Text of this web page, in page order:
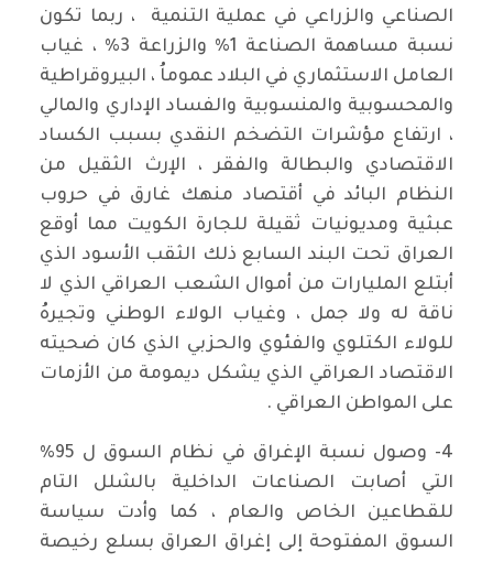
الصناعي والزراعي في عملية التنمية ، ربما تكون
نسبة مساهمة الصناعة 1% والزراعة 3% ، غياب
العامل الاستثماري في البلاد عموماُ ، البيروقراطية
والمحسوبية والمنسوبية والفساد الإداري والمالي
، ارتفاع مؤشرات التضخم النقدي بسبب الكساد
الاقتصادي والبطالة والفقر ، الإرث الثقيل من
النظام البائد في أقتصاد منهك غارق في حروب
عبثية ومديونيات ثقيلة للجارة الكويت مما أوقع
العراق تحت البند السابع ذلك الثقب الأسود الذي
أبتلع المليارات من أموال الشعب العراقي الذي لا
ناقة له ولا جمل ، وغياب الولاء الوطني وتجيرهُ
للولاء الكتلوي والفئوي والحزبي الذي كان ضحيته
الاقتصاد العراقي الذي يشكل ديمومة من الأزمات
على المواطن العراقي .
4- وصول نسبة الإغراق في نظام السوق ل 95%
التي أصابت الصناعات الداخلية بالشلل التام
للقطاعين الخاص والعام ، كما وأدت سياسة
السوق المفتوحة إلى إغراق العراق بسلع رخيصة